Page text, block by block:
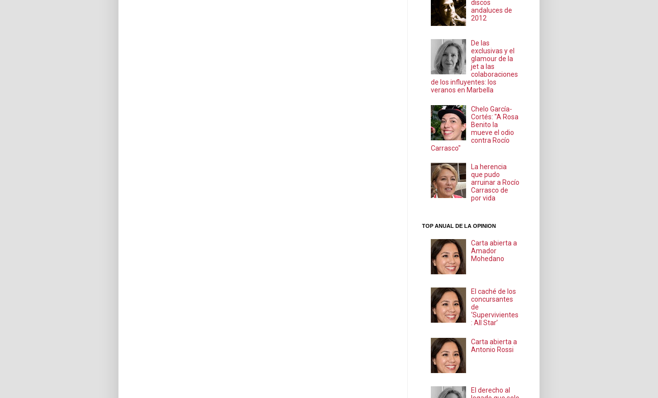
discos
andaluces de
2012
De las
exclusivas y el
glamour de la
jet a las
colaboraciones
de los influyentes: los
veranos en Marbella
Chelo García-
Cortés: "A Rosa
Benito la
mueve el odio
contra Rocío
Carrasco"
La herencia
que pudo
arruinar a Rocío
Carrasco de
por vida
TOP ANUAL DE LA OPINION
Carta abierta a
Amador
Mohedano
El caché de los
concursantes
de
‘Supervivientes
: All Star’
Carta abierta a
Antonio Rossi
El derecho al